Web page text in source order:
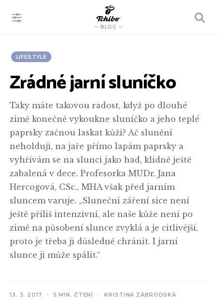
BLOG
VYHLEDÁVÁNÍ
LIFESTYLE
Zrádné jarní sluníčko
Taky máte takovou radost, když po dlouhé
zimě konečně vykoukne sluníčko a jeho teplé
paprsky začnou laskat kůži? Ač slunění
neholduji, na jaře přímo lapám paprsky a
vyhřívám se na slunci jako had, klidně ještě
zabalená v dece. Profesorka MUDr. Jana
Hercogová, CSc., MHA však před jarním
sluncem varuje. „Sluneční záření sice není
ještě příliš intenzivní, ale naše kůže není po
zimě na působení slunce zvyklá a je citlivější,
proto je třeba ji důsledně chránit. I jarní
slunce ji může spálit.“
13. 3. 2017 5 MIN. ČTENÍ KRISTINA ZÁBRODSKÁ